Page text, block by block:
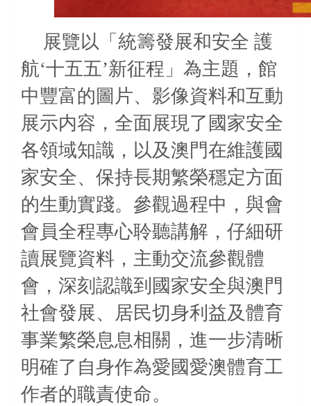
展覽以「統籌發展和安全 護
航‘十五五’新征程」為主題，館
中豐富的圖片、影像資料和互動
展示内容，全面展現了國家安全
各領域知識，以及澳門在維護國
家安全、保持長期繁榮穩定方面
的生動實踐。參觀過程中，與會
會員全程專心聆聽講解，仔細研
讀展覽資料，主動交流參觀體
會，深刻認識到國家安全與澳門
社會發展、居民切身利益及體育
事業繁榮息息相關，進一步清晰
明確了自身作為愛國愛澳體育工
作者的職責使命。